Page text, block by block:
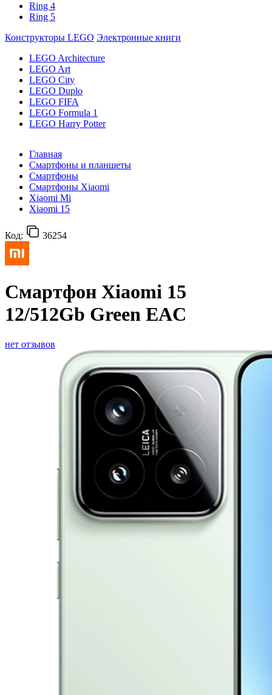
Ring 4
Ring 5
Конструкторы LEGO Электронные книги
LEGO Architecture
LEGO Art
LEGO City
LEGO Duplo
LEGO FIFA
LEGO Formula 1
LEGO Harry Potter
Главная
Смартфоны и планшеты
Смартфоны
Смартфоны Xiaomi
Xiaomi Mi
Xiaomi 15
Код: 36254
Смартфон Xiaomi 15
12/512Gb Green EAC
нет отзывов